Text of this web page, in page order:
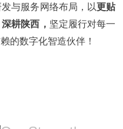
与服务网络布局，以更贴
深耕陕西， 坚定履行对每一
的数字化智造伙伴！